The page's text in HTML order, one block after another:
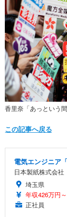
香里奈「あっという
この記事へ戻る
電気エンジニア
日本製紙株式会社
埼玉県
年収426万円
正社員